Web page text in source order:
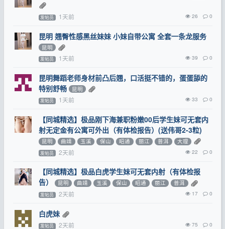
发帖员 1天前 26 0
昆明 翘臀性感黑丝妹妹 小妹自带公寓 全套一条龙服务
昆明
发帖员 1天前 39 0
昆明舞蹈老师身材前凸后翘，口活挺不错的，蛋蛋舔的
特别舒畅
昆明
发帖员 1天前 33 0
【同城精选】极品刚下海兼职粉嫩00后学生妹可无套内
射无定金有公寓可外出（有体检报告）(送伟哥2-3粒)
昆明 曲靖 玉溪 保山 昭通 丽江 普洱 大理
发帖员 2天前 22 0
【同城精选】极品白虎学生妹可无套内射（有体检报
告）
昆明 曲靖 玉溪 保山 昭通 丽江 普洱
发帖员 2天前 17 0
白虎妹
发帖员 2天前 75 0